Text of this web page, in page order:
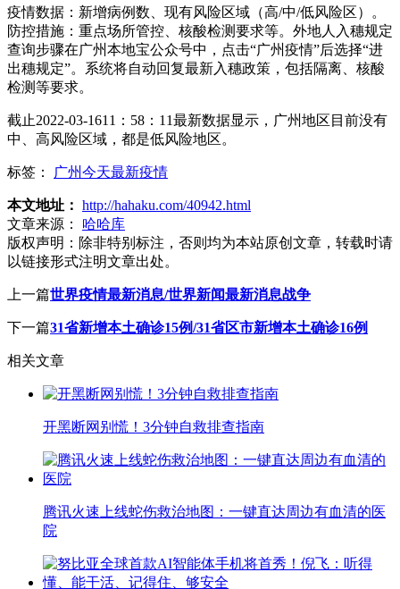
疫情数据：新增病例数、现有风险区域（高/中/低风险区）。
防控措施：重点场所管控、核酸检测要求等。外地人入穗规定
查询步骤在广州本地宝公众号中，点击“广州疫情”后选择“进
出穗规定”。系统将自动回复最新入穗政策，包括隔离、核酸
检测等要求。
截止2022-03-1611：58：11最新数据显示，广州地区目前没有
中、高风险区域，都是低风险地区。
标签： 广州今天最新疫情
本文地址： http://hahaku.com/40942.html
文章来源：
哈哈库
版权声明： 除非特别标注，否则均为本站原创文章，转载时请
以链接形式注明文章出处。
上一篇世界疫情最新消息/世界新闻最新消息战争
下一篇31省新增本土确诊15例/31省区市新增本土确诊16例
相关文章
开黑断网别慌！3分钟自救排查指南
腾讯火速上线蛇伤救治地图：一键直达周边有血清的医
院